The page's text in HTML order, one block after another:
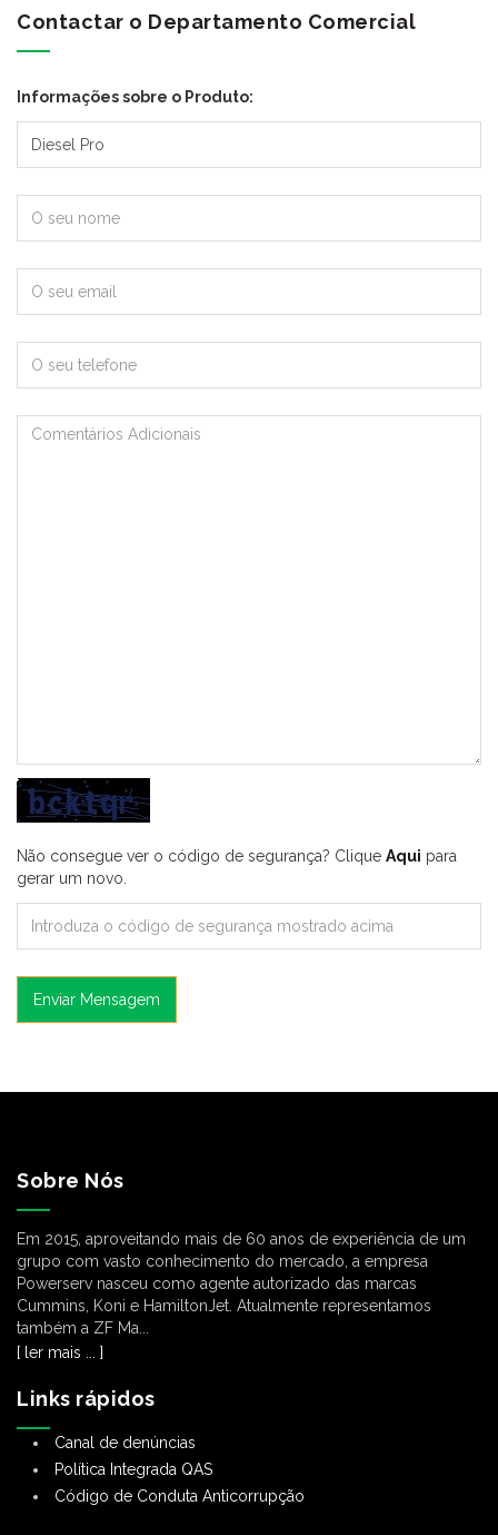
Contactar o Departamento Comercial
Informações sobre o Produto:
Não consegue ver o código de segurança? Clique Aqui para
gerar um novo.
Enviar Mensagem
Sobre Nós
Em 2015, aproveitando mais de 60 anos de experiência de um
grupo com vasto conhecimento do mercado, a empresa
Powerserv nasceu como agente autorizado das marcas
Cummins, Koni e HamiltonJet. Atualmente representamos
também a ZF Ma...
[ ler mais ... ]
Links rápidos
Canal de denúncias
Política Integrada QAS
Código de Conduta Anticorrupção